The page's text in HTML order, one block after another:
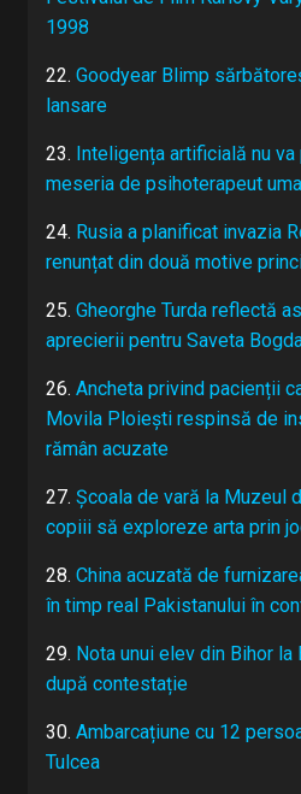
1998
22. Goodyear Blimp
lansare
23. Inteligența artificială nu
meseria de psihoterapeut
24. Rusia a planificat invazia
renunțat din două motive
25. Gheorghe Turda reflectă
aprecierii pentru Saveta
26. Ancheta privind pacienții
Movila Ploiești respinsă de
rămân acuzate
27. Școala de vară la Muzeul
copiii să exploreze arta prin
28. China acuzată de
în timp real Pakistanului în
29. Nota unui elev din Bihor la
după contestație
30. Ambarcațiune cu 12
Tulcea